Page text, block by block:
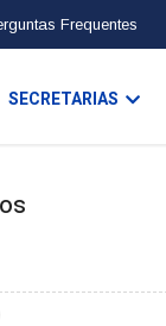
Frequentes
SECRETARIAS